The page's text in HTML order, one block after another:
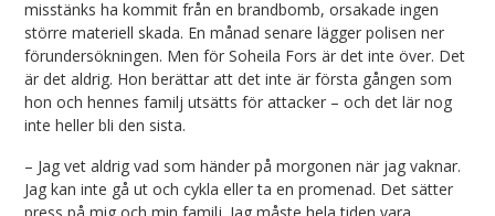
misstänks ha kommit från en brandbomb, orsakade ingen
större materiell skada. En månad senare lägger polisen ner
förundersökningen. Men för Soheila Fors är det inte över. Det
är det aldrig. Hon berättar att det inte är första gången som
hon och hennes familj utsätts för attacker – och det lär nog
inte heller bli den sista.
– Jag vet aldrig vad som händer på morgonen när jag vaknar.
Jag kan inte gå ut och cykla eller ta en promenad. Det sätter